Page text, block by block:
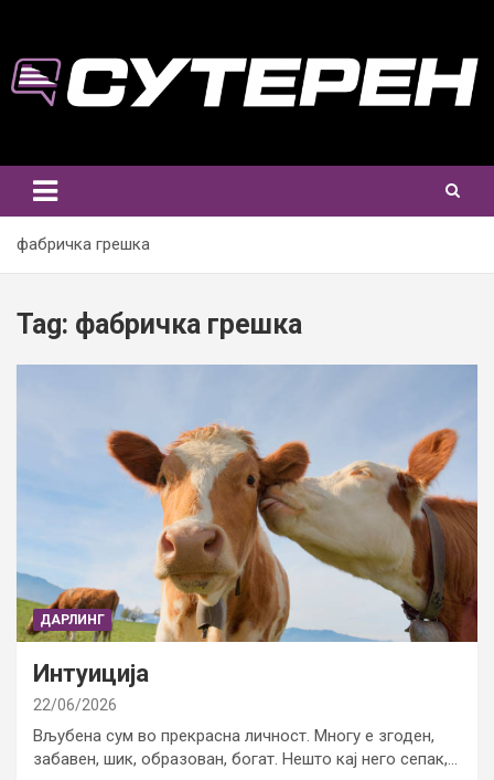
content
фабричка грешка
Tag: фабричка грешка
ДАРЛИНГ
Интуиција
22/06/2026
Вљубена сум во прекрасна личност. Многу е згоден,
забавен, шик, образован, богат. Нешто кај него сепак,…